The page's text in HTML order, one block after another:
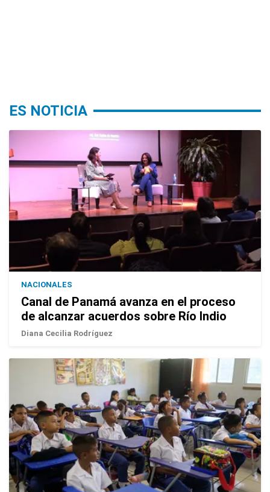
ES NOTICIA
NACIONALES
Canal de Panamá avanza en el proceso
de alcanzar acuerdos sobre Río Indio
Diana Cecilia Rodríguez